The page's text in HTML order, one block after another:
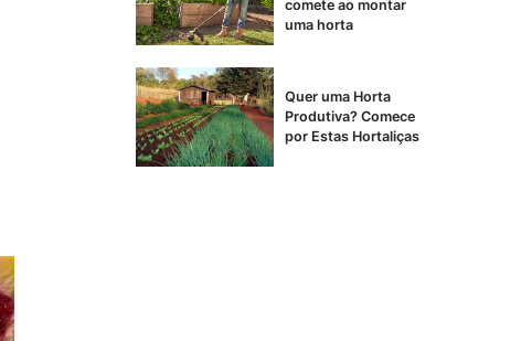
comete ao montar
uma horta
Quer uma Horta
Produtiva? Comece
por Estas Hortaliças